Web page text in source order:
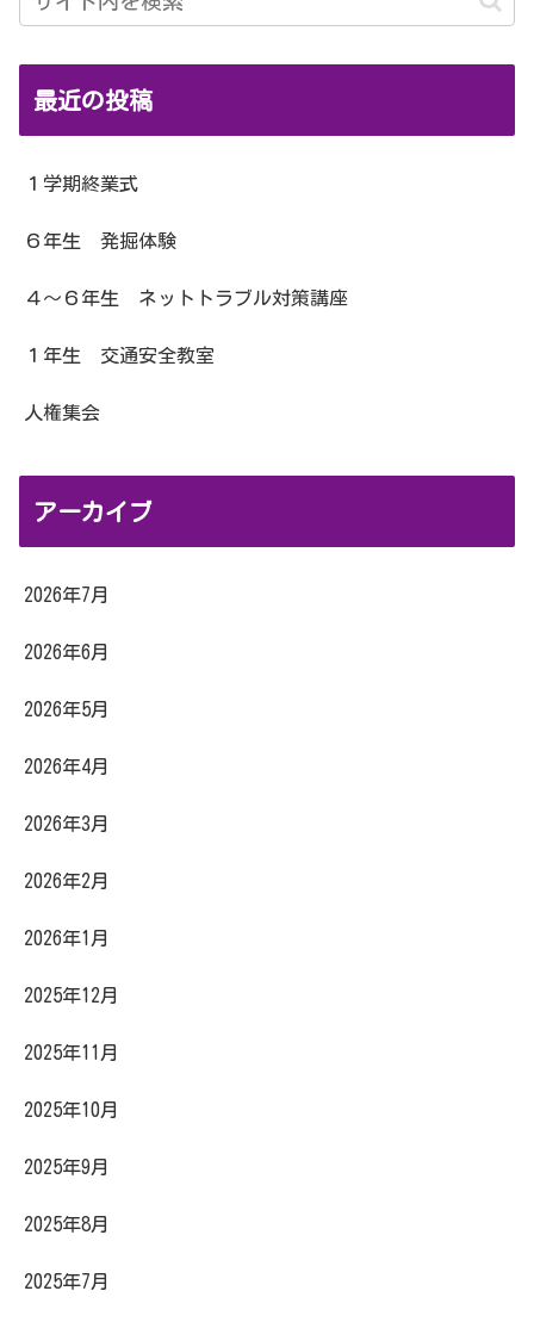
最近の投稿
１学期終業式
６年生 発掘体験
４～６年生 ネットトラブル対策講座
１年生 交通安全教室
人権集会
アーカイブ
2026年7月
2026年6月
2026年5月
2026年4月
2026年3月
2026年2月
2026年1月
2025年12月
2025年11月
2025年10月
2025年9月
2025年8月
2025年7月